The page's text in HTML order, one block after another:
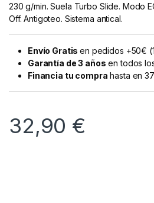
230 g/min. Suela Turbo Slide. Modo
Off. Antigoteo. Sistema antical.
Envío Gratisen pedidos +50€
Garantía de 3 años en todos
Financia tu compra hasta en
32,90 €